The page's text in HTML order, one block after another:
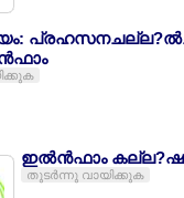
ഇല്‍ന്‍ഫാം
തുടര്‍ന്നു വായിക്കുക